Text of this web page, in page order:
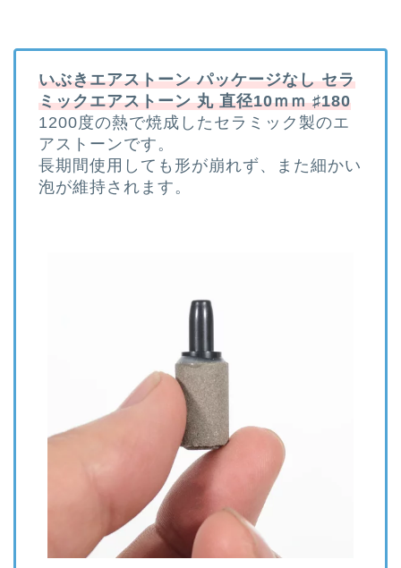
いぶきエアストーン パッケージなし セラ
ミックエアストーン 丸 直径10ｍｍ ♯180
1200度の熱で焼成したセラミック製のエ
アストーンです。
長期間使用しても形が崩れず、また細かい
泡が維持されます。